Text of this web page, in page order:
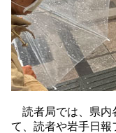
読者局では、県内
て、読者や岩手日報